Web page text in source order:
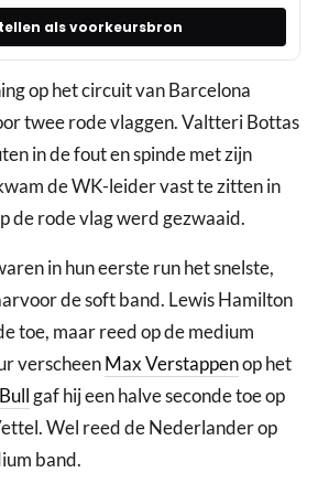
als voorkeursbron
op het circuit van Barcelona
twee rode vlaggen. Valtteri Bottas
in de fout en spinde met zijn
de WK-leider vast te zitten in
de rode vlag werd gezwaaid.
in hun eerste run het snelste,
de soft band. Lewis Hamilton
toe, maar reed op de medium
verscheenMax Verstappenop het
gaf hij een halve seconde toe op
Wel reed de Nederlander op
band.